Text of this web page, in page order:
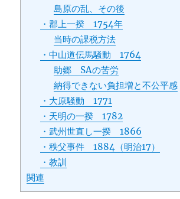
島原の乱、その後
・郡上一揆 1754年
当時の課税方法
・中山道伝馬騒動 1764
助郷 SAの苦労
納得できない負担増と不公平感
・大原騒動 1771
・天明の一揆 1782
・武州世直し一揆 1866
・秩父事件 1884（明治17）
・教訓
関連